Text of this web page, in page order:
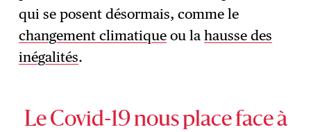
qui se posent désormais, comme le
changement climatique ou lahausse des
inégalités.
Le Covid-19 nous place face à